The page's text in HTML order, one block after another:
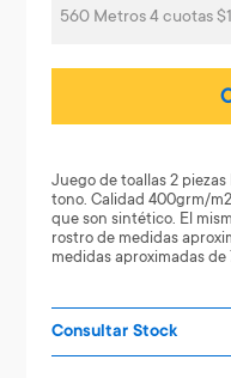
560 Metros 4 cuotas
Juego de toallas 2
tono. Calidad 400grm/
que son sintético. El
rostro de medidas
medidas aproximadas de
Consultar Stock